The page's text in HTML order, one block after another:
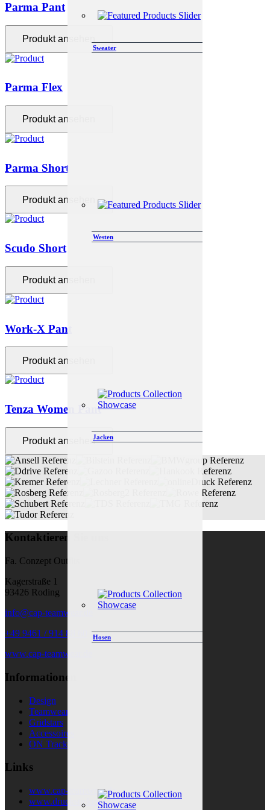
Sweater
Westen
Jacken
Hosen
Parma Pant
Produkt ansehen
Parma Flex
Produkt ansehen
Parma Short
Produkt ansehen
Scudo Short
Produkt ansehen
Work-X Pant
Produkt ansehen
Tenza Women Pant
Produkt ansehen
Kontaktieren Sie uns
Fa. Conzept Outfits
Kagerstraße 1
93426 Roding
info@cap-teamwear.de
+49 9461 / 914 88 60
www.cap-teamwear.de
Informationen
Design
Teamwear
Gridstars
Accessoires
ON Track
Links
www.cap-teamwear.de
www.druckstickerei.de